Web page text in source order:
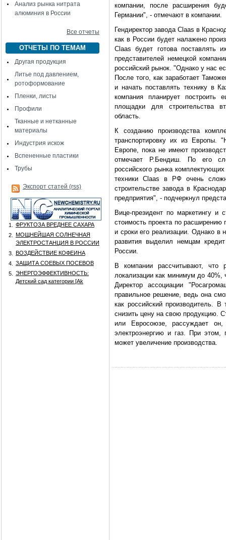
Анализ рынка нитрата
алюминия в России
Все отчеты
ОТЧЕТЫ ПО ТЕМАМ
Другая продукция
Литье под давлением,
ротоформование
Пленки, листы
Профили
Тканные и нетканные
материалы
Индустрия искож
Вспененные пластики
Трубы
Экспорт статей (rss)
1.
ФРУКТОЗА ВРЕДНЕЕ САХАРА
2.
МОЩНЕЙШАЯ СОЛНЕЧНАЯ
ЭЛЕКТРОСТАНЦИЯ В РОССИИ
3.
ВОЗДЕЙСТВИЕ КОФЕИНА
4.
ЗАЩИТА СОЕВЫХ ПОСЕВОВ
5.
ЭНЕРГОЭФФЕКТИВНОСТЬ:
Детский сад категории [Аk
компании, после расширения
Германии", - отмечают в компании.
Гендиректор завода Claas в
как в России будет налажено
Claas будет готова поставлять
представителей немецкой
российский рынок. "Однако у нас
После того, как заработает
и начать поставлять технику в
компания планирует построить
площадки для строительства
область.
К созданию производства
транспортировку их из Европы.
Европе, пока не имеют
отмечает Р.Бендиш. По его
российского рынка
техники Claas в РФ очень
строительстве завода в
предприятия", - подчеркнул
Вице-президент по маркетингу и
стоимость проекта по
и сроки его реализации. Однако в
развития выделил немцам
России.
В компании рассчитывают, что
локализации как минимум до 40%,
Директор ассоциации
правильное решение, ведь она
как российский производитель.
снизить цену на свою продукцию.
или Евросоюзе, рассуждает
электроэнергию и газ. При этом,
может увеличение производства.